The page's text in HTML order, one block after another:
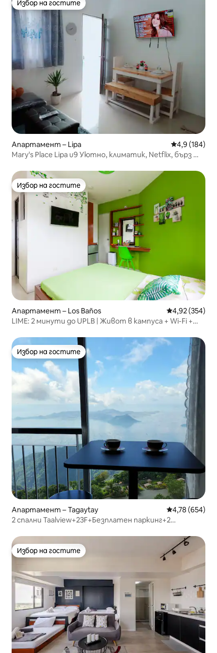
Избор на гостите
Избор на гостите
Апартамент – Lipa Средна
4,9 (184)
Mary's Place Lipa u9 Уютно, климатик, Netflix, бърз Wi-
Избор на гостите
Избор на гостите
Апартамент – Los Baños Средна
4,92 (354)
LIME: 2 минути до UPLB | Живот в кампуса + Wi-Fi +
Избор на гостите
Избор на гостите
Апартамент – Tagaytay Средна
4,78 (654)
2 спални Taalview+23F+Безплатен паркинг+2
Избор на гостите
Избор на гостите